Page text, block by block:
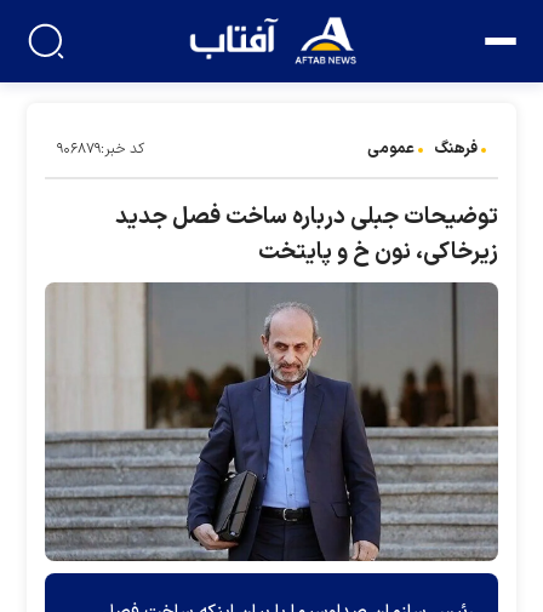
فرهنگ عمومی کد خبر:۹۰۶۸۷۹
توضیحات جبلی درباره ساخت فصل جدید
زیرخاکی، نون خ و پایتخت